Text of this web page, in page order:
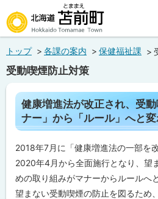
文
メ
ニ
北海道苫前町
Hokkaido Tomamae Town
トップ 各課の案内 保健福祉課
受動喫煙防止対策
ペ
ー
ジ
内
次
健
康
増
進
健康増進法が改正され、受
ナー」から「ルール」へと
2018年7月に「健康増進法の一部を改
2020年4月から全面施行となり、望
めの取り組みがマナーからルールへ
望まない受動喫煙の防止を図るため